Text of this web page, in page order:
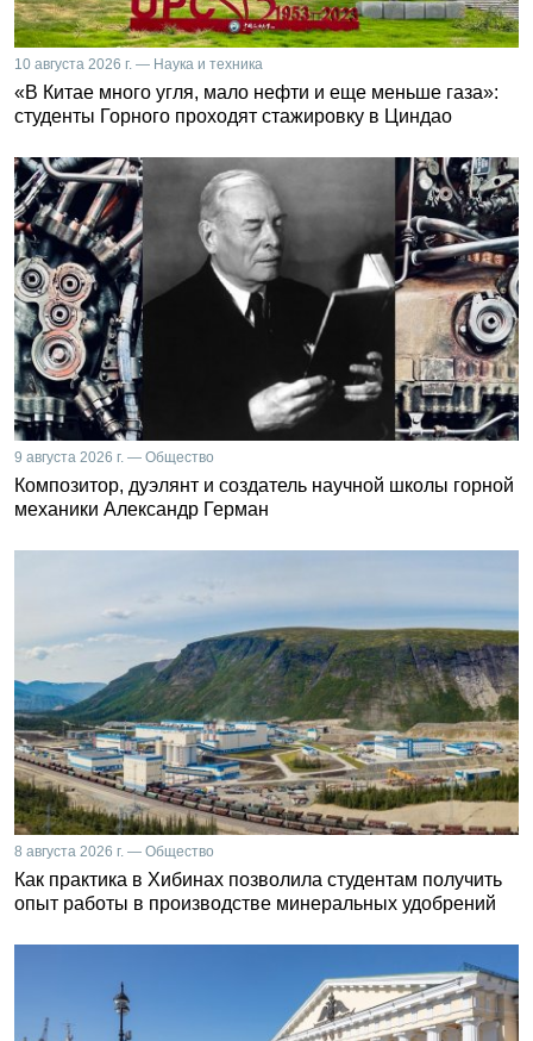
10 августа 2026 г. — Наука и техника
«В Китае много угля, мало нефти и еще меньше газа»:
студенты Горного проходят стажировку в Циндао
9 августа 2026 г. — Общество
Композитор, дуэлянт и создатель научной школы горной
механики Александр Герман
8 августа 2026 г. — Общество
Как практика в Хибинах позволила студентам получить
опыт работы в производстве минеральных удобрений